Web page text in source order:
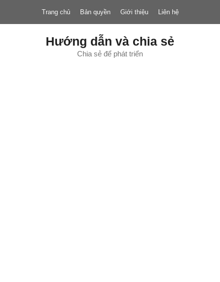
nội
Trang chủ Bản quyền Giới thiệu Liên hệ
Hướng dẫn và chia sẻ
Chia sẻ để phát triển